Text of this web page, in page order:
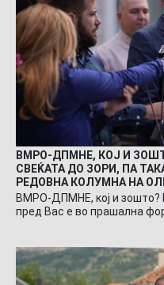
ВМРО-ДПМНЕ, КОЈ И
СВЕЌАТА ДО ЗОРИ, ПА
РЕДОВНА КОЛУМНА НА
ВМРО-ДПМНЕ, кој и зошто?
пред Вас е во прашална